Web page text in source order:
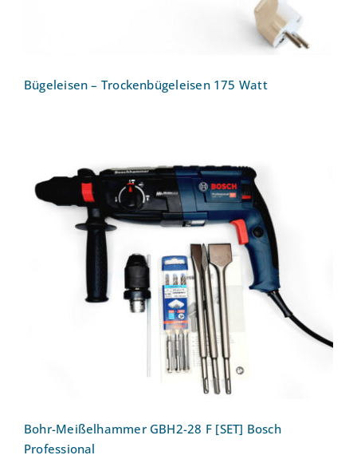
Bügeleisen – Trockenbügeleisen 175 Watt
Bohr-Meißelhammer GBH2-28 F [SET]
Bosch Professional
Bohr-Meißelhammer GBH2-28 F [SET] Bosch
Professional